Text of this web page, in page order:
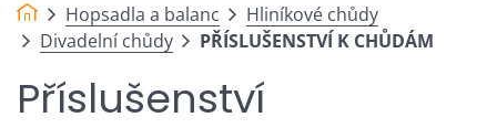
Hopsadla a balanc
Hliníkové chůdy
Divadelní chůdy
PŘÍSLUŠENSTVÍ K CHŮDÁM
Příslušenství